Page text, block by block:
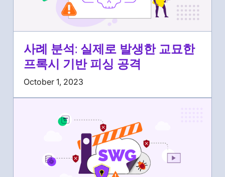
사례 분석: 실제로 발생한 교묘한
프록시 기반 피싱 공격
October 1, 2023